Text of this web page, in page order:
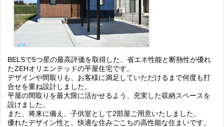
BELSで5つ星の最高評価を取得した、省エネ性能と断熱性が優れ
たZEHオリエンテッドの平屋住宅です。
デザインや間取りも、お客様に満足していただけるまで何度も打
合せを重ね設計しました。
平屋の間取りを最大限に活かせるよう、充実した収納スペースを
設けました。
また、将来に備え、子供室として2部屋ご用意いたしました。
優れたデザイン性と、快適な住みごこちの高性能な住まいです。